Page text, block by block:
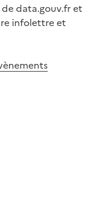
data.gouv.fr et
infolettre et